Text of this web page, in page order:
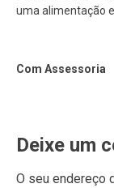
uma alimentação
Com Assessoria
Deixe um
O seu endereço